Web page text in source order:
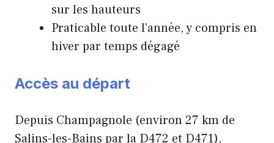
sur les hauteurs
Praticable toute l'année, y compris en
hiver par temps dégagé
Accès au départ
Depuis Champagnole (environ 27 km de
Salins-les-Bains par la D472 et D471),